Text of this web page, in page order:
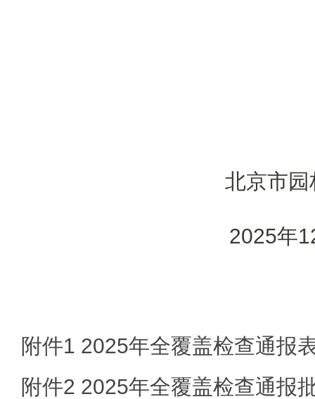
北京
附件1 2025年全覆盖检查通报
附件2 2025年全覆盖检查通报